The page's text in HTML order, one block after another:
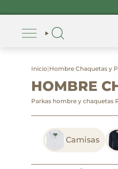
Inicio|Hombre Chaquetas y
HOMBRE
Parkas hombre y chaquetas
Camisas